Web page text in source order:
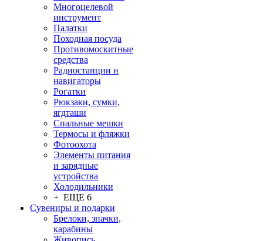
Многоцелевой
инструмент
Палатки
Походная посуда
Противомоскитные
средства
Радиостанции и
навигаторы
Рогатки
Рюкзаки, сумки,
ягдташи
Спальные мешки
Термосы и фляжки
Фотоохота
Элементы питания
и зарядные
устройства
Холодильники
+ ЕЩЕ 6
Сувениры и подарки
Брелоки, значки,
карабины